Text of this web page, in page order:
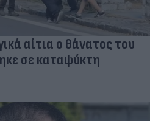
αίτια ο θάνατος του
σε καταψύκτη